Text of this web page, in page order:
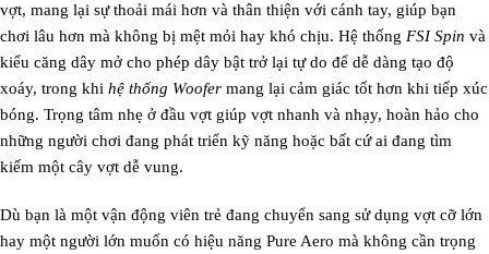
vợt, mang lại sự thoải mái hơn và thân thiện với cánh tay, giúp bạn
chơi lâu hơn mà không bị mệt mỏi hay khó chịu. Hệ thống FSI Spin và
kiểu căng dây mở cho phép dây bật trở lại tự do để dễ dàng tạo độ
xoáy, trong khi hệ thống Woofer mang lại cảm giác tốt hơn khi tiếp xúc
bóng. Trọng tâm nhẹ ở đầu vợt giúp vợt nhanh và nhạy, hoàn hảo cho
những người chơi đang phát triển kỹ năng hoặc bất cứ ai đang tìm
kiếm một cây vợt dễ vung.
Dù bạn là một vận động viên trẻ đang chuyển sang sử dụng vợt cỡ lớn
hay một người lớn muốn có hiệu năng Pure Aero mà không cần trọng